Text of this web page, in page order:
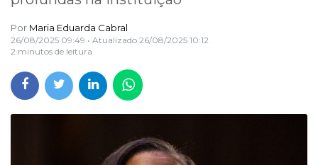
Por Maria Eduarda Cabral
26/08/2025 09:49 • Atualizado 26/08/2025 10:12
2 minutos de leitura